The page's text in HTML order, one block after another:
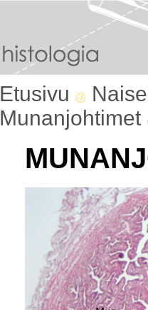
Etusivu
Munanjohtimet